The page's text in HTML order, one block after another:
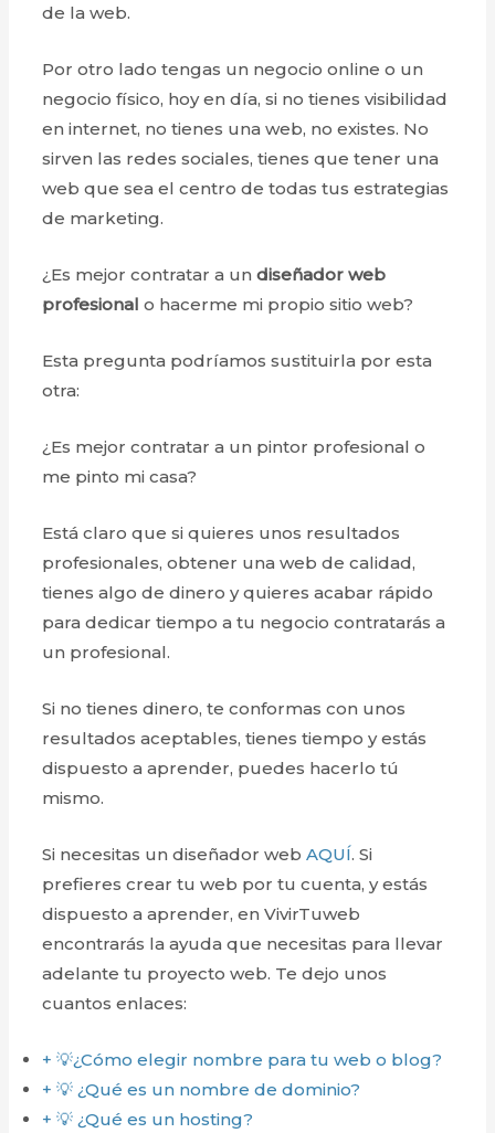
de la web.
Por otro lado tengas un negocio online o un
negocio físico, hoy en día, si no tienes visibilidad
en internet, no tienes una web, no existes. No
sirven las redes sociales, tienes que tener una
web que sea el centro de todas tus estrategias
de marketing.
¿Es mejor contratar a undiseñador web
profesional o hacerme mi propio sitio web?
Esta pregunta podríamos sustituirla por esta
otra:
¿Es mejor contratar a un pintor profesional o
me pinto mi casa?
Está claro que si quieres unos resultados
profesionales, obtener una web de calidad,
tienes algo de dinero y quieres acabar rápido
para dedicar tiempo a tu negocio contratarás a
un profesional.
Si no tienes dinero, te conformas con unos
resultados aceptables, tienes tiempo y estás
dispuesto a aprender, puedes hacerlo tú
mismo.
Si necesitas un diseñador webAQUÍ. Si
prefieres crear tu web por tu cuenta, y estás
dispuesto a aprender, en VivirTuweb
encontrarás la ayuda que necesitas para llevar
adelante tu proyecto web. Te dejo unos
cuantos enlaces:
+ 💡¿Cómo elegir nombre para tu web o blog?
+ 💡 ¿Qué es un nombre de dominio?
+ 💡 ¿Qué es un hosting?